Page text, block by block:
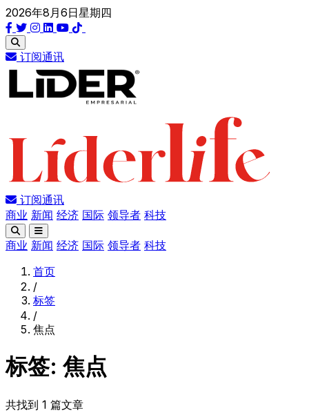
2026年8月6日星期四
订阅通讯
订阅通讯
商业 新闻 经济 国际 领导者 科技
商业 新闻 经济 国际 领导者 科技
首页
/
标签
/
焦点
标签: 焦点
共找到 1 篇文章